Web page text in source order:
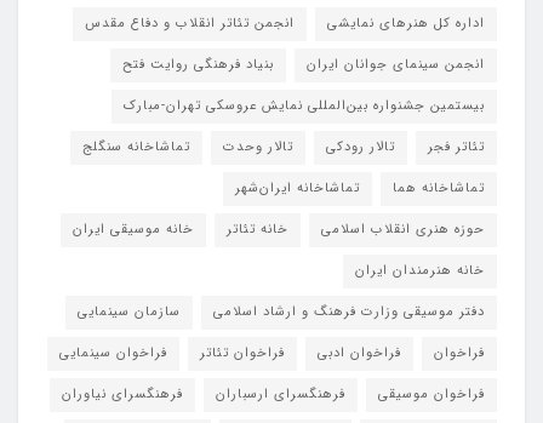
اداره کل هنرهای نمایشی
انجمن تئاتر انقلاب و دفاع مقدس
انجمن سینمای جوانان ایران
بنیاد فرهنگی روایت فتح
بیستمین جشنواره بین‌المللی نمایش عروسکی تهران-مبارک
تئاتر فجر
تالار رودکی تالار وحدت
تماشاخانه سنگلج
تماشاخانه هما
تماشاخانه‌ ایران‌شهر
حوزه هنری انقلاب اسلامی
خانه تئاتر
خانه موسیقی ایران
خانه هنرمندان ایران
دفتر موسیقی وزارت فرهنگ و ارشاد اسلامی
سازمان سینمایی
فراخوان
فراخوان ادبی فراخوان تئاتر
فراخوان سینمایی
فراخوان موسیقی
فرهنگسرای ارسباران
فرهنگسرای نیاوران